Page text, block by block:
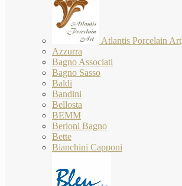
Atlantis Porcelain Art
Azzurra
Bagno Associati
Bagno Sasso
Baldi
Bandini
Bellosta
BEMM
Berloni Bagno
Bette
Bianchini Capponi